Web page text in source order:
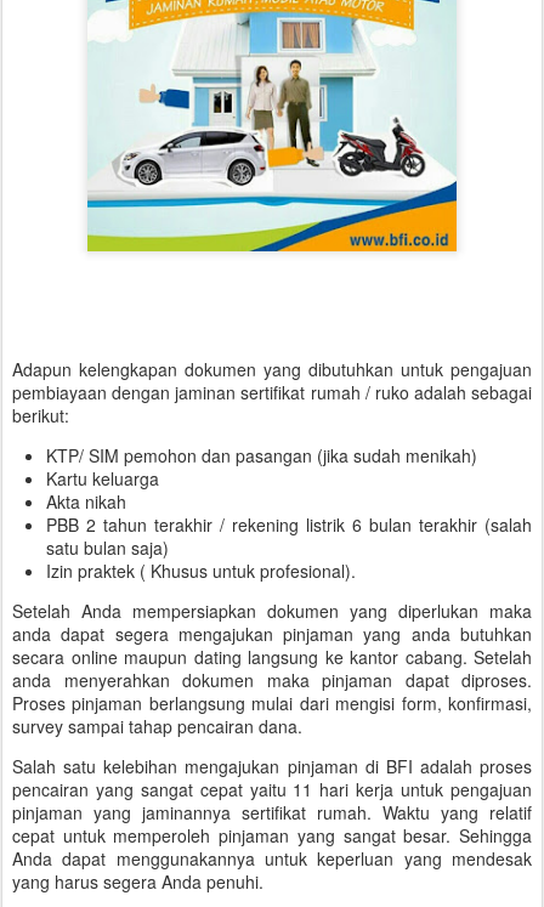
Adapun kelengkapan dokumen yang dibutuhkan untuk pengajuan
pembiayaan dengan jaminan sertifikat rumah / ruko adalah sebagai
berikut:
KTP/ SIM pemohon dan pasangan (jika sudah menikah)
Kartu keluarga
Akta nikah
PBB 2 tahun terakhir / rekening listrik 6 bulan terakhir (salah
satu bulan saja)
Izin praktek ( Khusus untuk profesional).
Setelah Anda mempersiapkan dokumen yang diperlukan maka
anda dapat segera mengajukan pinjaman yang anda butuhkan
secara online maupun dating langsung ke kantor cabang. Setelah
anda menyerahkan dokumen maka pinjaman dapat diproses.
Proses pinjaman berlangsung mulai dari mengisi form, konfirmasi,
survey sampai tahap pencairan dana.
Salah satu kelebihan mengajukan pinjaman di BFI adalah proses
pencairan yang sangat cepat yaitu 11 hari kerja untuk pengajuan
pinjaman yang jaminannya sertifikat rumah. Waktu yang relatif
cepat untuk memperoleh pinjaman yang sangat besar. Sehingga
Anda dapat menggunakannya untuk keperluan yang mendesak
yang harus segera Anda penuhi.